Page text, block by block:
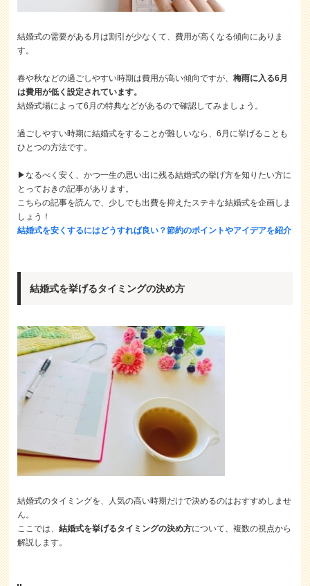
結婚式の需要がある月は割引が少なくて、費用が高くなる傾向にありま
す。
春や秋などの過ごしやすい時期は費用が高い傾向ですが、梅雨に入る6月
は費用が低く設定されています。
結婚式場によって6月の特典などがあるので確認してみましょう。
過ごしやすい時期に結婚式をすることが難しいなら、6月に挙げることも
ひとつの方法です。
▶なるべく安く、かつ一生の思い出に残る結婚式の挙げ方を知りたい方に
とっておきの記事があります。
こちらの記事を読んで、少しでも出費を抑えたステキな結婚式を企画しま
しょう！
結婚式を安くするにはどうすれば良い？節約のポイントやアイデアを紹介
結婚式を挙げるタイミングの決め方
結婚式のタイミングを、人気の高い時期だけで決めるのはおすすめしませ
ん。
ここでは、結婚式を挙げるタイミングの決め方について、複数の視点から
解説します。